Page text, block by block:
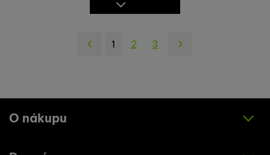
1 2 3
následující
O nákupu